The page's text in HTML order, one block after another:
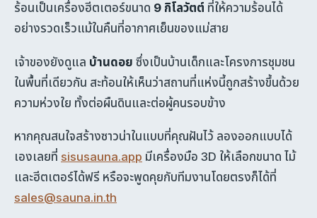
ร้อนเป็นเครื่องฮีตเตอร์ขนาด 9 กิโลวัตต์ ที่ให้ความร้อนได้
อย่างรวดเร็วแม้ในคืนที่อากาศเย็นของแม่สาย
เจ้าของยังดูแล บ้านดอย ซึ่งเป็นบ้านเด็กและโครงการชุมชน
ในพื้นที่เดียวกัน สะท้อนให้เห็นว่าสถานที่แห่งนี้ถูกสร้างขึ้นด้วย
ความห่วงใย ทั้งต่อผืนดินและต่อผู้คนรอบข้าง
หากคุณสนใจสร้างซาวน่าในแบบที่คุณฝันไว้ ลองออกแบบได้
เองเลยที่ sisusauna.app มีเครื่องมือ 3D ให้เลือกขนาด ไม้
และฮีตเตอร์ได้ฟรี หรือจะพูดคุยกับทีมงานโดยตรงก็ได้ที่
sales@sauna.in.th